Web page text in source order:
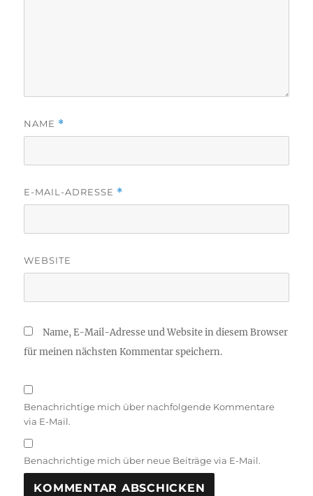
NAME *
E-MAIL-ADRESSE *
WEBSITE
Name, E-Mail-Adresse und Website in diesem Browser
für meinen nächsten Kommentar speichern.
Benachrichtige mich über nachfolgende Kommentare
via E-Mail.
Benachrichtige mich über neue Beiträge via E-Mail.